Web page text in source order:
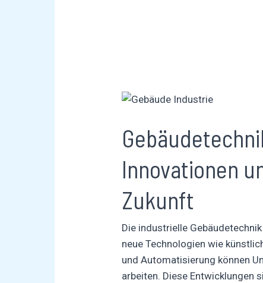
Innovationen
Zukunft
Die industrielle
neue Technologien wie
und Automatisierung können
arbeiten. Diese Entwicklungen
Gebäudetechnik
Innovationen
und
Trends
für
die
Zukunft